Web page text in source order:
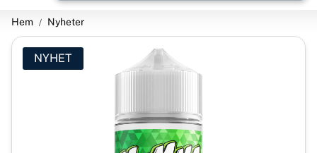
Hem Nyheter
NYHET